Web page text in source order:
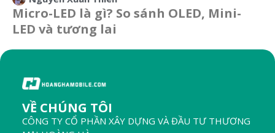
Micro-LED là gì? So sánh OLED, Mini-
LED và tương lai
VỀ CHÚNG TÔI
CÔNG TY CỔ PHẦN XÂY DỰNG VÀ ĐẦU TƯ THƯƠNG